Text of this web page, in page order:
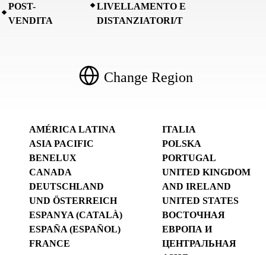
POST-
VENDITA
LIVELLAMENTO E
DISTANZIATORI/T
Change Region
AMÉRICA LATINA
ASIA PACIFIC
BENELUX
CANADA
DEUTSCHLAND
UND ÖSTERREICH
ESPANYA (CATALÀ)
ESPAÑA (ESPAÑOL)
FRANCE
ITALIA
POLSKA
PORTUGAL
UNITED KINGDOM
AND IRELAND
UNITED STATES
ВОСТОЧНАЯ
ЕВРОПА И
ЦЕНТРАЛЬНАЯ